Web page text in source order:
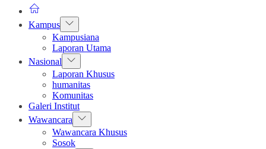
Kampus Show
sub
menu
Kampusiana
Laporan Utama
Nasional Show
sub
menu
Laporan Khusus
humanitas
Komunitas
Galeri Institut
Wawancara Show
sub
menu
Wawancara Khusus
Sosok